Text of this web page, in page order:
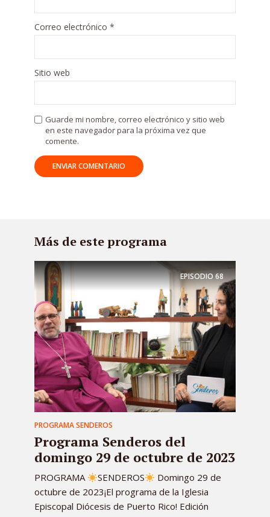
Correo electrónico *
Sitio web
Guarde mi nombre, correo electrónico y sitio web
en este navegador para la próxima vez que
comente.
Más de este programa
EPISODIO68
PROGRAMA SENDEROS
Programa Senderos del
domingo 29 de octubre de 2023
PROGRAMA SENDEROS
Domingo 29 de
octubre de 2023¡El programa de la Iglesia
Episcopal Diócesis de Puerto Rico! Edición